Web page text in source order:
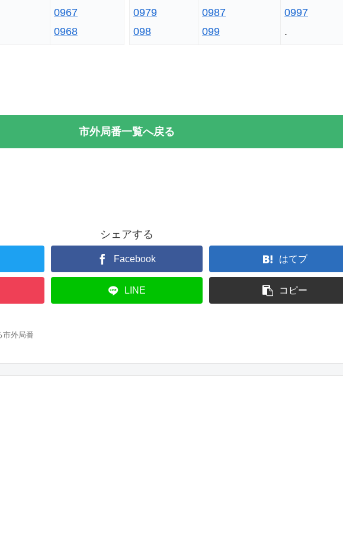
0967
0968
0979
098
0987
099
0997
.
市外局番一覧へ戻る
シェアする
Facebook はてブ
LINE コピー
市外局番